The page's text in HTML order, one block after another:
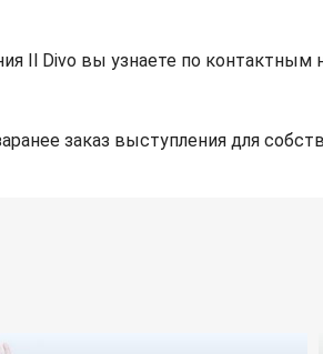
Il Divo вы узнаете по
заказ выступления для